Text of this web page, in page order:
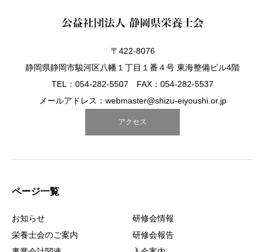
〒422-8076
静岡県静岡市駿河区八幡１丁目１番４号 東海整備ビル4階
TEL：054-282-5507 FAX：054-282-5537
メールアドレス：webmaster@shizu-eiyoushi.or.jp
アクセス
ページ一覧
お知らせ
栄養士会のご案内
研修会情報
研修会報告